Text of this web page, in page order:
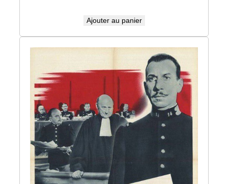
Ajouter au panier